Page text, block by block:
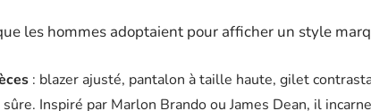
les hommes adoptaient pour afficher un style
: blazer ajusté, pantalon à taille haute, gilet
Inspiré par Marlon Brando ou James Dean, il